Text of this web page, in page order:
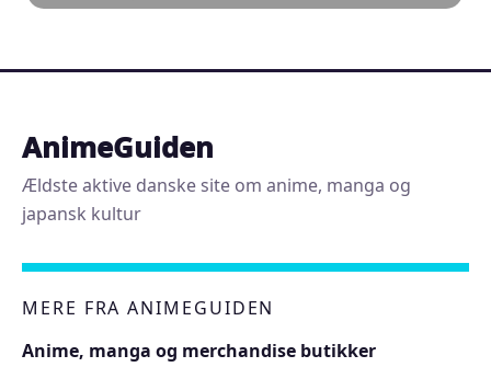
AnimeGuiden
Ældste aktive danske site om anime, manga og
japansk kultur
MERE FRA ANIMEGUIDEN
Anime, manga og merchandise butikker